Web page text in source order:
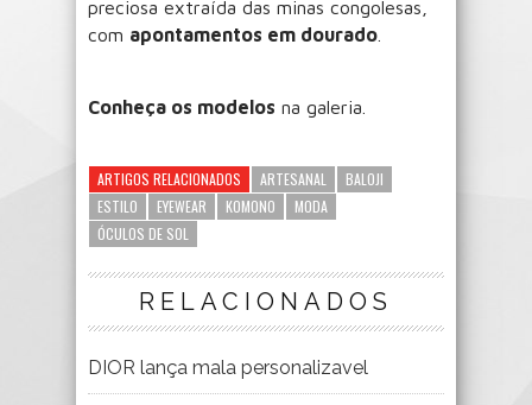
preciosa extraída das minas congolesas,
com apontamentos em dourado
Conheça os modelos na galeria.
ARTIGOS RELACIONADOS ARTESANAL
BALOJI
ESTILO
EYEWEAR KOMONO
MODA
ÓCULOS DE SOL
RELACIONADOS
DIOR lança mala personalizavel